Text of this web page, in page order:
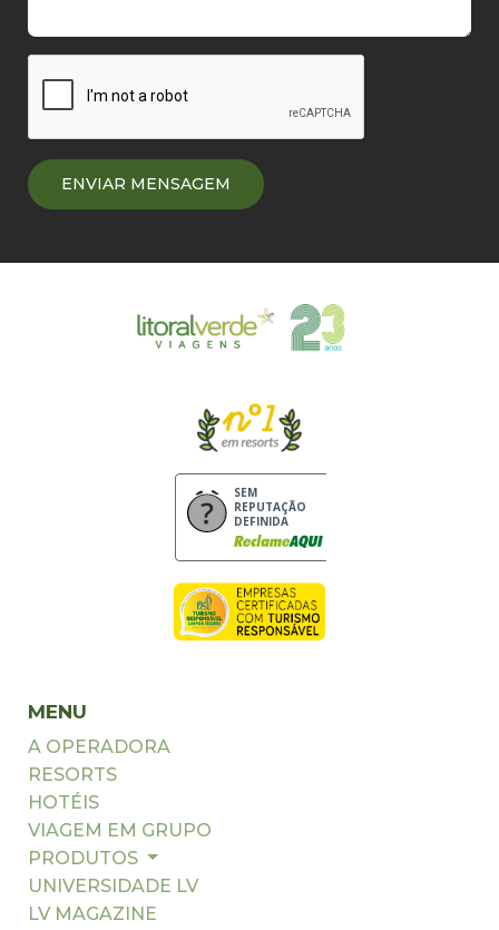
SEM
REPUTAÇÃO
DEFINIDA
MENU
A OPERADORA
RESORTS
HOTÉIS
VIAGEM EM GRUPO
PRODUTOS
UNIVERSIDADE LV
LV MAGAZINE